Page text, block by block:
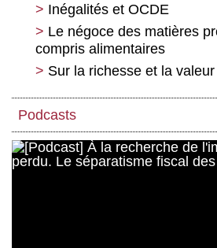
Éloge de la « croissance
productives » ou critique de
pour la production » ? Le «
face à la crise écologique
Inégalités et OCDE
Le négoce des matières
compris alimentaires
Sur la richesse et la valeur
Podcasts